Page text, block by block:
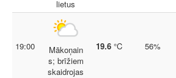
lietus
19:00
Mākoņain
s; brīžiem
skaidrojas
19.6 °C 56%